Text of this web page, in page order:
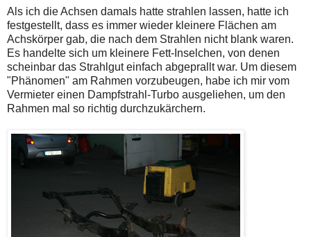
Als ich die Achsen damals hatte strahlen lassen, hatte ich
festgestellt, dass es immer wieder kleinere Flächen am
Achskörper gab, die nach dem Strahlen nicht blank waren.
Es handelte sich um kleinere Fett-Inselchen, von denen
scheinbar das Strahlgut einfach abgeprallt war. Um diesem
"Phänomen" am Rahmen vorzubeugen, habe ich mir vom
Vermieter einen Dampfstrahl-Turbo ausgeliehen, um den
Rahmen mal so richtig durchzukärchern.